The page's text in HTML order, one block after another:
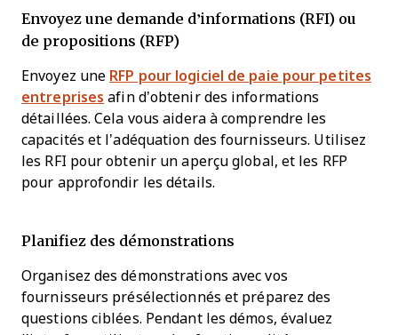
Envoyez une demande d’informations (RFI) ou
de propositions (RFP)
Envoyez une RFP pour logiciel de paie pour petites
entreprises afin d’obtenir des informations
détaillées. Cela vous aidera à comprendre les
capacités et l’adéquation des fournisseurs. Utilisez
les RFI pour obtenir un aperçu global, et les RFP
pour approfondir les détails.
Planifiez des démonstrations
Organisez des démonstrations avec vos
fournisseurs présélectionnés et préparez des
questions ciblées. Pendant les démos, évaluez